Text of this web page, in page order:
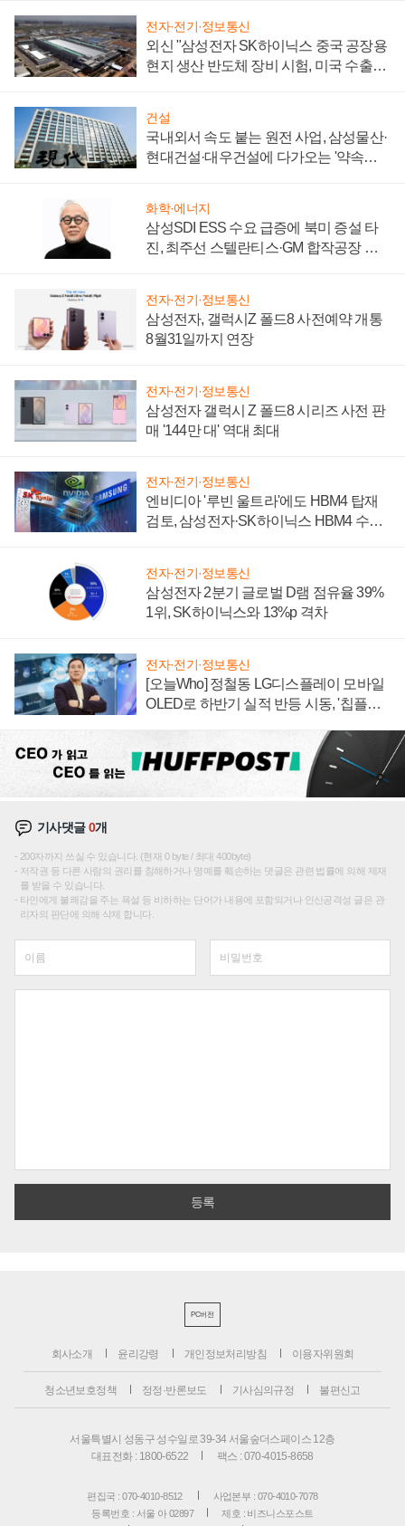
전자·전기·정보통신
외신 "삼성전자 SK하이닉스 중국 공장용
현지 생산 반도체 장비 시험, 미국 수출통
건설
국내외서 속도 붙는 원전 사업, 삼성물산·
현대건설·대우건설에 다가오는 '약속의
화학·에너지
삼성SDI ESS 수요 급증에 북미 증설 타
진, 최주선 스텔란티스·GM 합작공장 건
전자·전기·정보통신
삼성전자, 갤럭시Z 폴드8 사전예약 개통
8월31일까지 연장
전자·전기·정보통신
삼성전자 갤럭시 Z 폴드8 시리즈 사전 판
매 '144만 대' 역대 최대
전자·전기·정보통신
엔비디아 '루빈 울트라'에도 HBM4 탑재
검토, 삼성전자·SK하이닉스 HBM4 수율
전자·전기·정보통신
삼성전자 2분기 글로벌 D램 점유율 39%
1위, SK하이닉스와 13%p 격차
전자·전기·정보통신
[오늘Who] 정철동 LG디스플레이 모바일
OLED로 하반기 실적 반등 시동, '칩플레
기사댓글0개
200자까지 쓰실 수 있습니다. (현재 0 byte / 최대 400byte)
저작권 등 다른 사람의 권리를 침해하거나 명예를 훼손하는 댓글은 관련 법률에 의해 제재
를 받을 수 있습니다.
타인에게 불쾌감을 주는 욕설 등 비하하는 단어가 내용에 포함되거나 인신공격성 글은 관
리자의 판단에 의해 삭제 합니다.
PC버전
회사소개 윤리강령 개인정보처리방침 이용자위원회
청소년보호정책 정정·반론보도 기사심의규정 불편신고
서울특별시 성동구 성수일로 39-34 서울숲더스페이스 12층
대표전화 : 1800-6522
팩스 : 070-4015-8658
편집국 : 070-4010-8512
사업본부 : 070-4010-7078
등록번호 : 서울 아 02897
제호 : 비즈니스포스트